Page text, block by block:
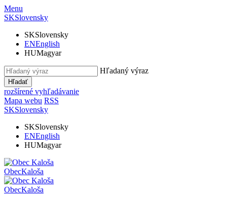
Menu
SKSlovensky
SKSlovensky
ENEnglish
HUMagyar
Hľadaný výraz
Hľadať
rozšírené vyhľadávanie
Mapa webu RSS
SKSlovensky
SKSlovensky
ENEnglish
HUMagyar
ObecKaloša
ObecKaloša